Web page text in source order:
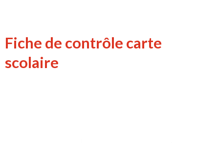
Fiche de contrôle carte
scolaire